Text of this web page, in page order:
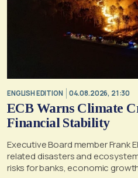
ENGLISH EDITION 04.08.2026, 21:30
ECB Warns Climate
Financial Stability
Executive Board member Frank
related disasters and
risks for banks, economic